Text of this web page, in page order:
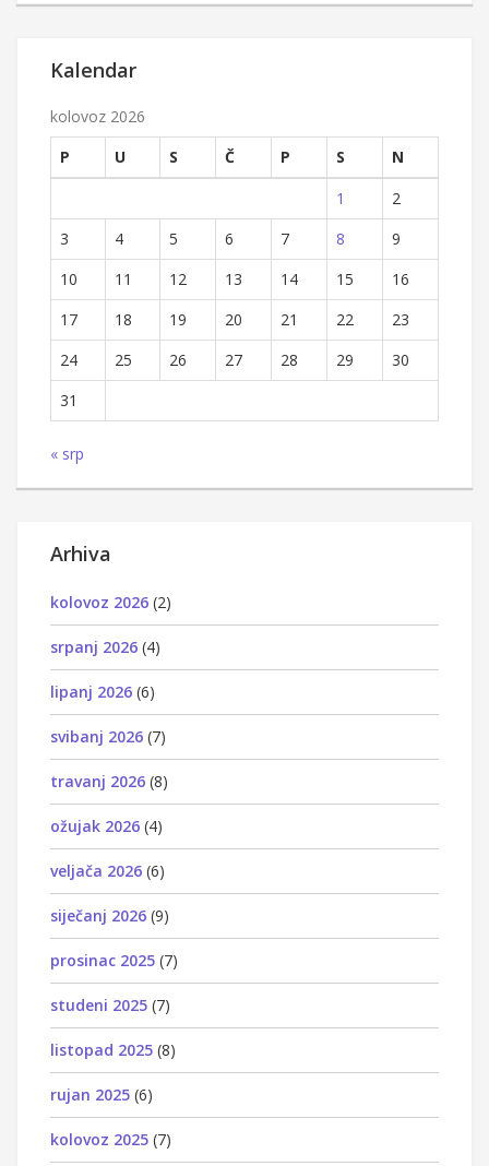
Kalendar
kolovoz 2026
P
U S Č P S
N
1
2
3
4 5 6 7 8
9
10
11 12 13 14 15
16
17
18 19 20 21 22
23
24
25 26 27 28 29
30
31
« srp
Arhiva
kolovoz 2026 (2)
srpanj 2026 (4)
lipanj 2026 (6)
svibanj 2026 (7)
travanj 2026 (8)
ožujak 2026 (4)
veljača 2026 (6)
siječanj 2026 (9)
prosinac 2025 (7)
studeni 2025 (7)
listopad 2025 (8)
rujan 2025 (6)
kolovoz 2025 (7)